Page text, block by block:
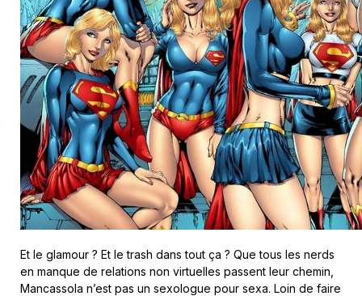
Et le glamour ? Et le trash dans tout ça ? Que tous les nerds
en manque de relations non virtuelles passent leur chemin,
Mancassola n’est pas un sexologue pour sexa. Loin de faire